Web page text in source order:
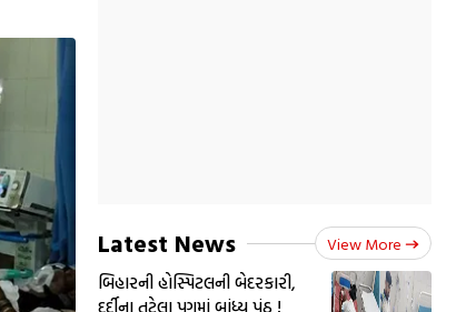
Latest News View More
બિહારની હોસ્પિટલની બેદરકારી,